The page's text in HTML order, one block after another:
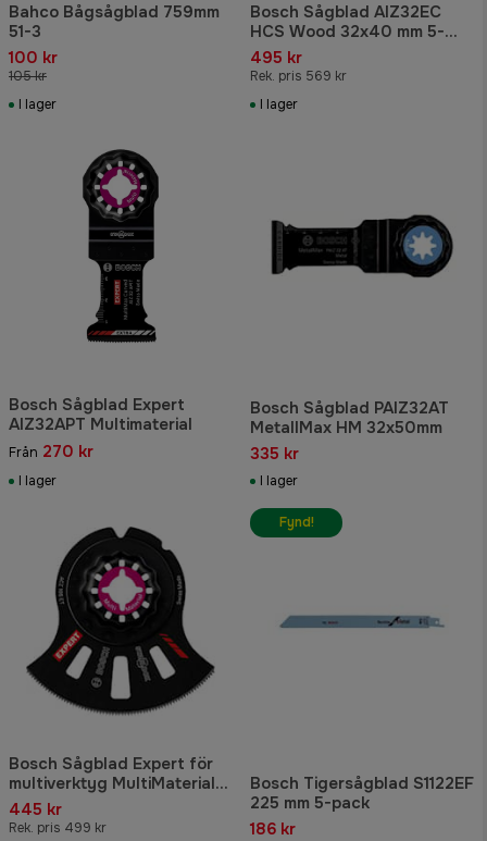
Bahco Bågsågblad 759mm
51-3
100 kr
105 kr
I lager
Bosch Sågblad AIZ32EC
HCS Wood 32x40 mm 5-
pack
495 kr
Rek. pris 569 kr
I lager
Bosch Sågblad Expert
AIZ32APT Multimaterial
Från 270 kr
I lager
Bosch Sågblad PAIZ32AT
MetallMax HM 32x50mm
335 kr
I lager
Bosch Sågblad Expert för
multiverktyg MultiMaterial
Segment Blade ACZ 105 ET,
1 st
445 kr
Rek. pris 499 kr
Bosch Tigersågblad S1122EF
225 mm 5-pack
186 kr
Fynd!